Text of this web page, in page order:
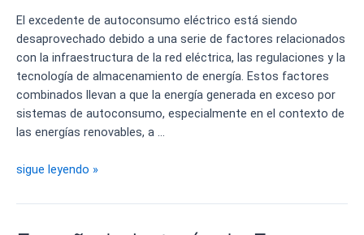
en
España
El excedente de autoconsumo eléctrico está siendo
desaprovechado debido a una serie de factores relacionados
con la infraestructura de la red eléctrica, las regulaciones y la
tecnología de almacenamiento de energía. Estos factores
combinados llevan a que la energía generada en exceso por
sistemas de autoconsumo, especialmente en el contexto de
las energías renovables, a …
Excedente
autoconsumo
sigue leyendo »